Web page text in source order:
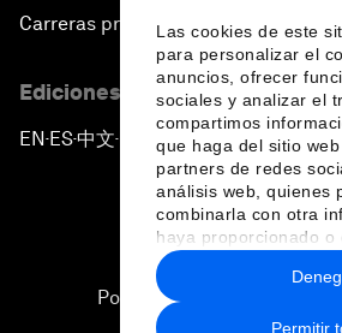
Las cookies de este
para personalizar el
anuncios, ofrecer
sociales y analizar el
compartimos
que haga del sitio
partners de redes
análisis web, quienes
combinarla con otra
haya proporcionado o
recopilado a partir del
hecho de sus
Permitir
Carreras profesionales
Ediciones en otros idiomas
EN ▪ES▪中文▪ 日本語
Política de privacidad y